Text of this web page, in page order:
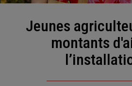
Jeunes agriculteurs : quels
montants